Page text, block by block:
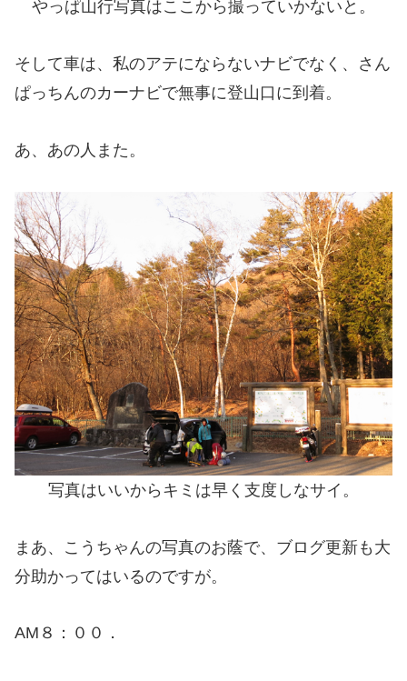
やっぱ山行写真はここから撮っていかないと。
そして車は、私のアテにならないナビでなく、さん
ぱっちんのカーナビで無事に登山口に到着。
あ、あの人また。
写真はいいからキミは早く支度しなサイ。
まあ、こうちゃんの写真のお蔭で、ブログ更新も大
分助かってはいるのですが。
AM８：００．